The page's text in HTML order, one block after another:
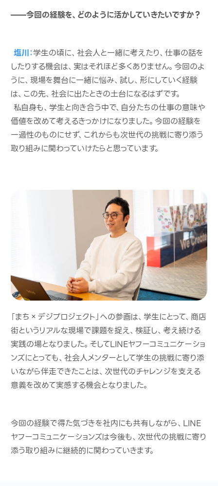
——今回の経験を、どのように活かしていきたいですか？
塩川：学生の頃に、社会人と一緒に考えたり、仕事の話を
したりする機会は、実はそれほど多くありません。今回のよ
うに、現場を舞台に一緒に悩み、試し、形にしていく経験
は、この先、社会に出たときの土台になるはずです。
私自身も、学生と向き合う中で、自分たちの仕事の意味や
価値を改めて考えるきっかけになりました。今回の経験を
一過性のものにせず、これからも次世代の挑戦に寄り添う
取り組みに関わっていけたらと思っています。
「まち×デジプロジェクト」への参画は、学生にとって、商店
街というリアルな現場で課題を捉え、検証し、考え続ける
実践の場となりました。そしてLINEヤフーコミュニケーショ
ンズにとっても、社会人メンターとして学生の挑戦に寄り添
いながら伴走できたことは、次世代のチャレンジを支える
意義を改めて実感する機会となりました。
今回の経験で得た気づきを社内にも共有しながら、LINE
ヤフーコミュニケーションズは今後も、次世代の挑戦に寄り
添う取り組みに継続的に関わっていきます。